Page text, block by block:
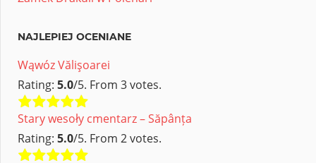
NAJLEPIEJ OCENIANE
Wąwóz Vălişoarei
Rating: 5.0/5. From 3 votes.
Stary wesoły cmentarz – Săpânța
Rating: 5.0/5. From 2 votes.